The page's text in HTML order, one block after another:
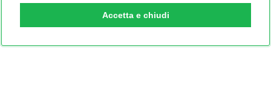
Accetta e chiudi